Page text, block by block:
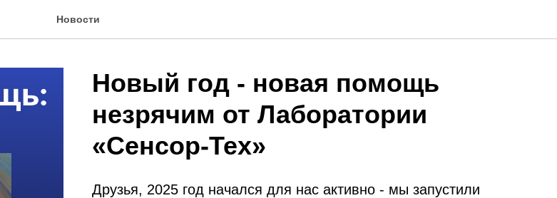
Новости
Новый год - новая помощь
незрячим от Лаборатории
«Сенсор-Тех»
Друзья, 2025 год начался для нас активно - мы запустили